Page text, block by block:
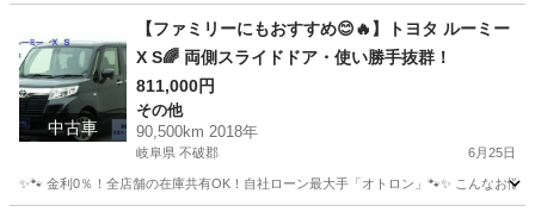
ムーヴキャンバス
中古車
【ファミリーにもおすすめ😊🔥】トヨタ ルーミー
X S🌈 両側スライドドア・使い勝手抜群！
811,000円
その他
90,500km 2018年
岐阜県 不破郡 6月25日
✨🐾 金利0％！全店舗の在庫共有OK！自社ローン最大手「オトロン」🐾✨ こんなお